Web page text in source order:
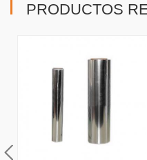
PRODUCTOS